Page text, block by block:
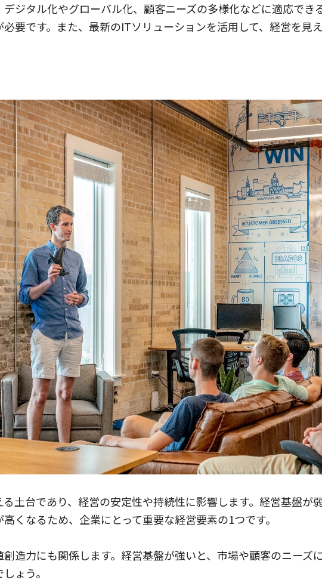
ジタル化やグローバル化、顧客ニーズの多様化などに適応でき
要です。また、最新のITソリューションを活用して、経営を見
土台であり、経営の安定性や持続性に影響します。経営基盤が
くなるため、企業にとって重要な経営要素の1つです。
造力にも関係します。経営基盤が強いと、市場や顧客のニーズ
ょう。